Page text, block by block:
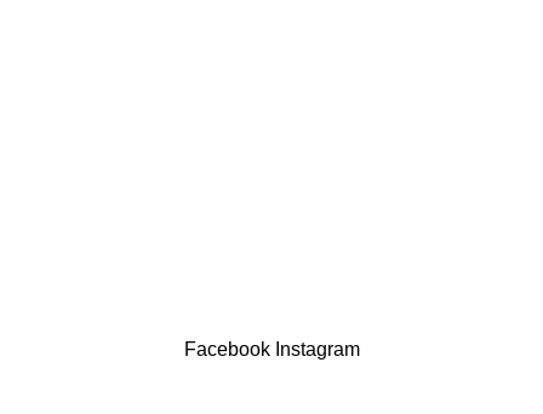
Facebook Instagram